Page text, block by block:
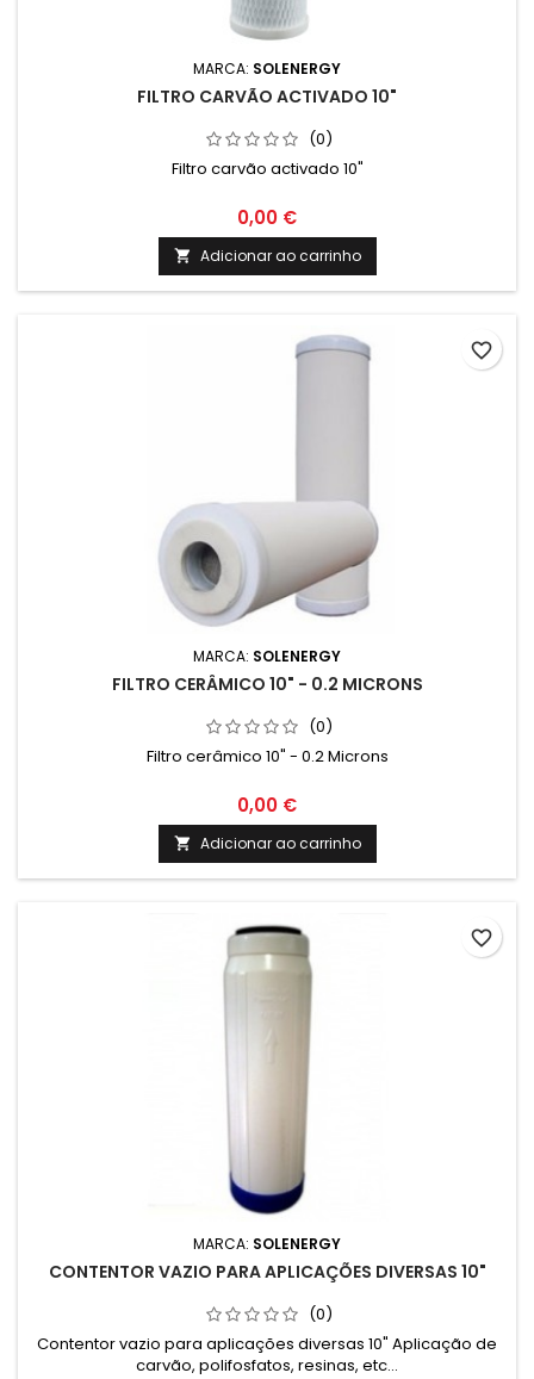
MARCA: SOLENERGY
FILTRO CARVÃO ACTIVADO 10"
(0)
Filtro carvão activado 10"
0,00 €
 Adicionar ao carrinho
MARCA: SOLENERGY
FILTRO CERÂMICO 10" - 0.2 MICRONS
(0)
Filtro cerâmico 10" - 0.2 Microns
0,00 €
 Adicionar ao carrinho
favorite_border
MARCA: SOLENERGY
CONTENTOR VAZIO PARA APLICAÇÕES DIVERSAS 10"
(0)
Contentor vazio para aplicações diversas 10" Aplicação de
carvão, polifosfatos, resinas, etc...
favorite_border